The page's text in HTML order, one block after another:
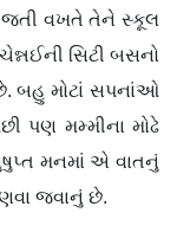
જતી વખતે તેને સ્કૂલ
સિટી બસનો
છે. બહુ મોટાં સપનાંઓ
પણ મમ્મીના મોઢે
મનમાં એ વાતનું
જવાનું છે.